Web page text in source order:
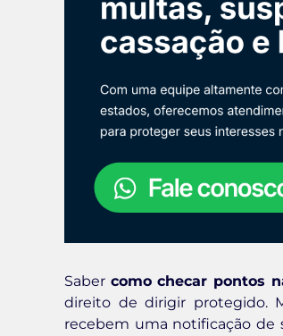
Saber como checar pontos
direito de dirigir protegido.
recebem uma notificação de